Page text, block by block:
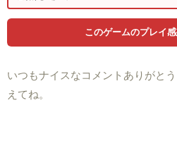
いつもナイスなコメントありがと
えてね。